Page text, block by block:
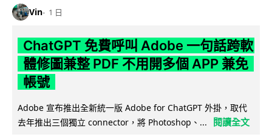
Vin 1 日
ChatGPT 免費呼叫 Adobe 一句話跨軟
體修圖兼整 PDF 不用開多個 APP 兼免
帳號
Adobe 宣布推出全新統一版 Adobe for ChatGPT 外掛，取代
去年推出三個獨立 connector，將 Photoshop、...
閱讀全文